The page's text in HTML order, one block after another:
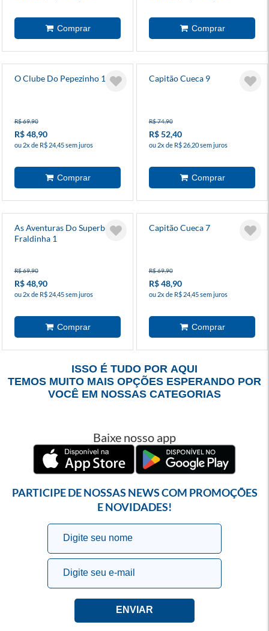
O Clube Do Pepezinho 1
R$ 69,90
R$ 48,90
ou 2x de R$ 24,45 sem juros
Capitão Cueca 9
R$ 74,90
R$ 52,40
ou 2x de R$ 26,20 sem juros
As Aventuras Do Superbebê
Fraldinha 1
R$ 69,90
R$ 48,90
ou 2x de R$ 24,45 sem juros
Capitão Cueca 7
R$ 69,90
R$ 48,90
ou 2x de R$ 24,45 sem juros
ISSO É TUDO POR AQUI
TEMOS MUITO MAIS OPÇÕES ESPERANDO POR
VOCÊ EM NOSSAS CATEGORIAS
Baixe nosso app
PARTICIPE DE NOSSAS NEWS COM PROMOÇÕES
E NOVIDADES!